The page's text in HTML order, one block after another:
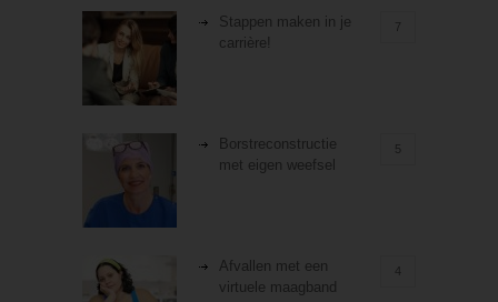
Stappen maken in je
carrière!
7
Borstreconstructie
met eigen weefsel
5
Afvallen met een
virtuele maagband
4